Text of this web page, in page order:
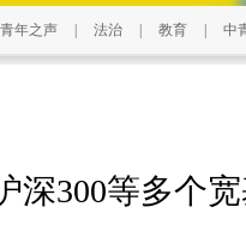
青年之声 法治 教育 中
深300等多个